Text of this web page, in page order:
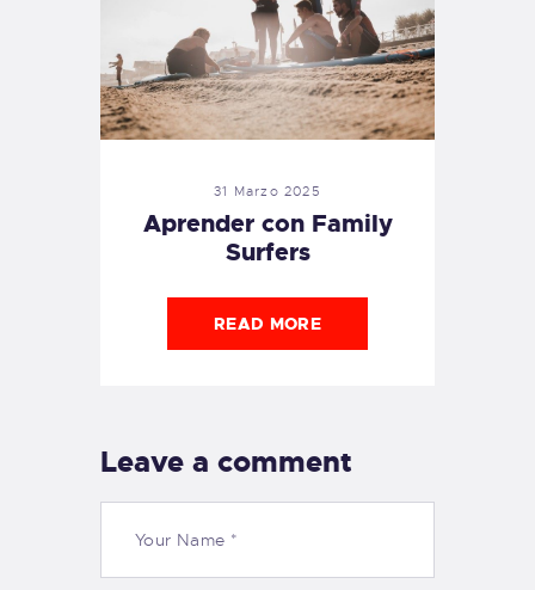
31 Marzo 2025
Aprender con Family
Surfers
READ MORE
Leave a comment